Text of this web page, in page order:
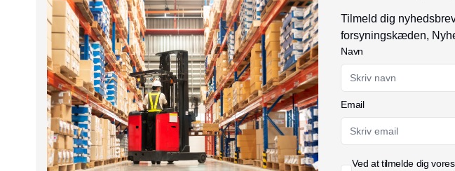
Tilmeld dig
forsyningskæden,
Navn
Email
Ved at tilmelde dig